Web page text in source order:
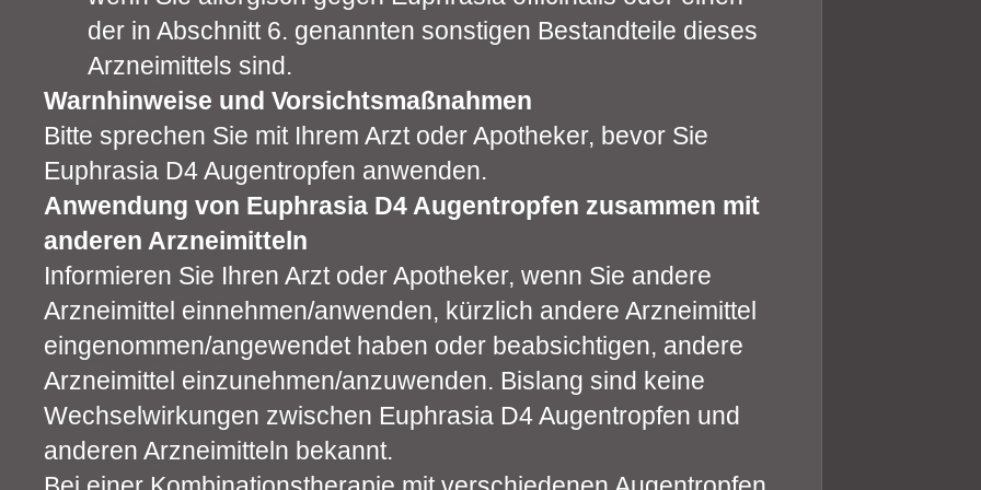
der in Abschnitt 6. genannten sonstigen Bestandteile dieses
Arzneimittels sind.
Warnhinweise und Vorsichtsmaßnahmen
Bitte sprechen Sie mit Ihrem Arzt oder Apotheker, bevor Sie
Euphrasia D4 Augentropfen anwenden.
Anwendung von Euphrasia D4 Augentropfen zusammen mit
anderen Arzneimitteln
Informieren Sie Ihren Arzt oder Apotheker, wenn Sie andere
Arzneimittel einnehmen/anwenden, kürzlich andere Arzneimittel
eingenommen/angewendet haben oder beabsichtigen, andere
Arzneimittel einzunehmen/anzuwenden. Bislang sind keine
Wechselwirkungen zwischen Euphrasia D4 Augentropfen und
anderen Arzneimitteln bekannt.